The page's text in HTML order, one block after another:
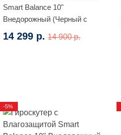
Smart Balance 10"
Внедорожный (Черный с
желтыми молниями)
14 299 р. 14 900 р.
-5%